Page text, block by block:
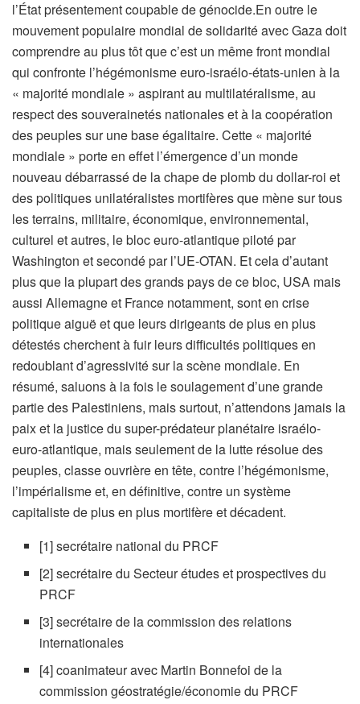
l’État présentement coupable de génocide.En outre le
mouvement populaire mondial de solidarité avec Gaza doit
comprendre au plus tôt que c’est un même front mondial
qui confronte l’hégémonisme euro-israélo-états-unien à la
« majorité mondiale » aspirant au multilatéralisme, au
respect des souverainetés nationales et à la coopération
des peuples sur une base égalitaire. Cette « majorité
mondiale » porte en effet l’émergence d’un monde
nouveau débarrassé de la chape de plomb du dollar-roi et
des politiques unilatéralistes mortifères que mène sur tous
les terrains, militaire, économique, environnemental,
culturel et autres, le bloc euro-atlantique piloté par
Washington et secondé par l’UE-OTAN. Et cela d’autant
plus que la plupart des grands pays de ce bloc, USA mais
aussi Allemagne et France notamment, sont en crise
politique aiguë et que leurs dirigeants de plus en plus
détestés cherchent à fuir leurs difficultés politiques en
redoublant d’agressivité sur la scène mondiale. En
résumé, saluons à la fois le soulagement d’une grande
partie des Palestiniens, mais surtout, n’attendons jamais la
paix et la justice du super-prédateur planétaire israélo-
euro-atlantique, mais seulement de la lutte résolue des
peuples, classe ouvrière en tête, contre l’hégémonisme,
l’impérialisme et, en définitive, contre un système
capitaliste de plus en plus mortifère et décadent.
[1] secrétaire national du PRCF
[2] secrétaire du Secteur études et prospectives du
PRCF
[3] secrétaire de la commission des relations
internationales
[4] coanimateur avec Martin Bonnefoi de la
commission géostratégie/économie du PRCF